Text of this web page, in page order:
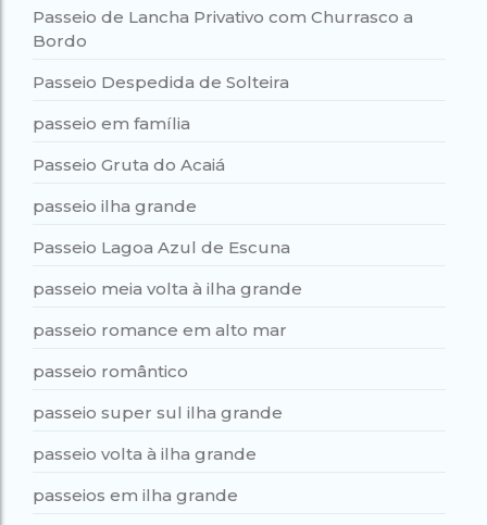
Passeio de Lancha Privativo com Churrasco a
Bordo
Passeio Despedida de Solteira
passeio em família
Passeio Gruta do Acaiá
passeio ilha grande
Passeio Lagoa Azul de Escuna
passeio meia volta à ilha grande
passeio romance em alto mar
passeio romântico
passeio super sul ilha grande
passeio volta à ilha grande
passeios em ilha grande